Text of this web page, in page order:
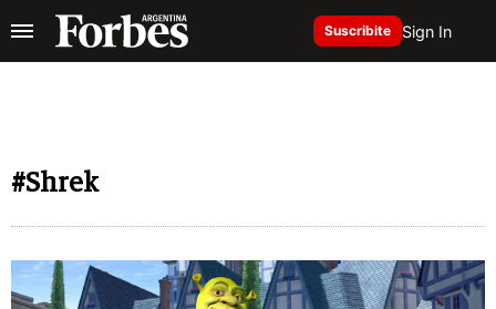
Suscribite Sign In
#Shrek